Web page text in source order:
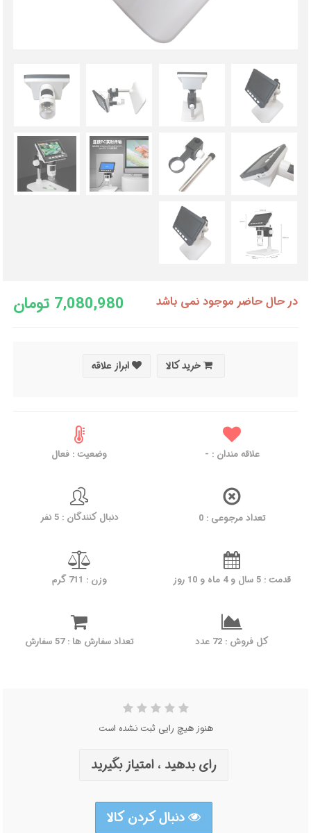
7,080,980 تومان در حال حاضر موجود نمی باشد
خرید کالا ابراز علاقه
علاقه مندان : - وضعیت : فعال
تعداد مرجوعی : 0 دنبال کنندگان : 5 نفر
قدمت : 5 سال و 4 ماه و 10 روز وزن : 711 گرم
کل فروش : 72 عدد تعداد سفارش ها : 57 سفارش
هنوز هیچ رایی ثبت نشده است
رای بدهید ، امتیاز بگیرید
دنبال کردن کالا